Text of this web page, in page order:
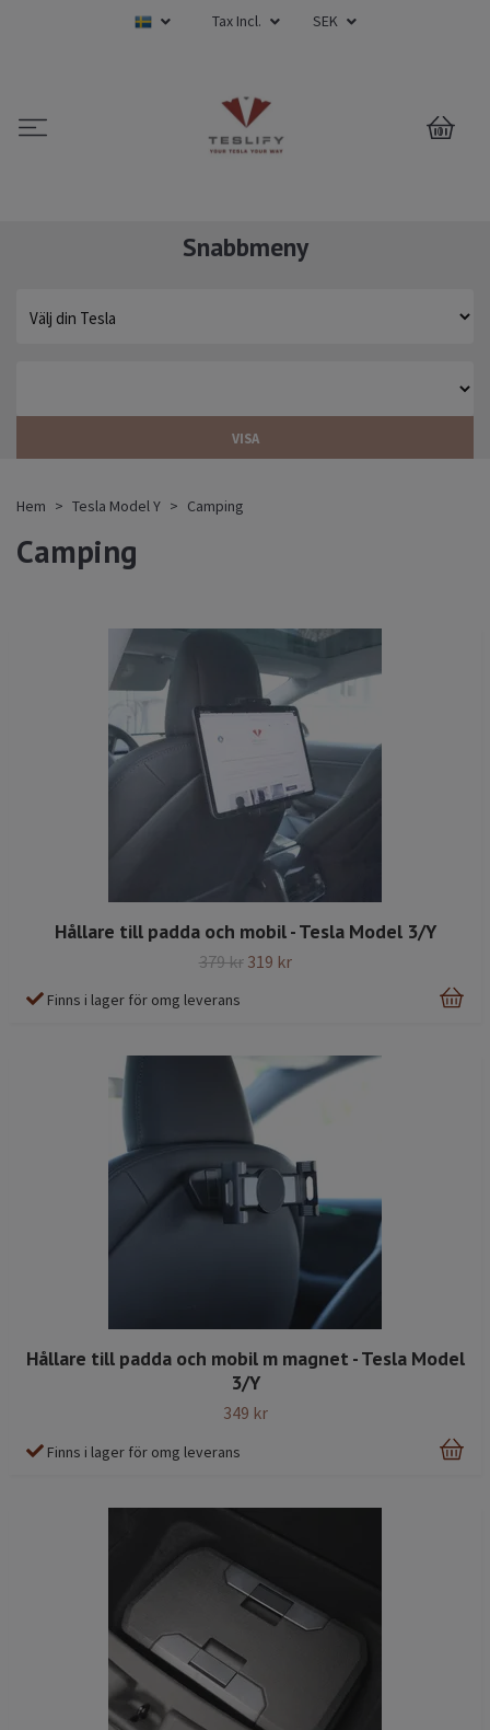
Tax Incl. SEK
0
Snabbmeny
VISA
Hem Tesla Model Y Camping
Camping
Hållare till padda och mobil - Tesla Model 3/Y
379 kr 319 kr
Finns i lager för omg leverans
Hållare till padda och mobil m magnet - Tesla Model
3/Y
349 kr
Finns i lager för omg leverans